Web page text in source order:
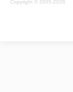
Copyright © 2005-2026